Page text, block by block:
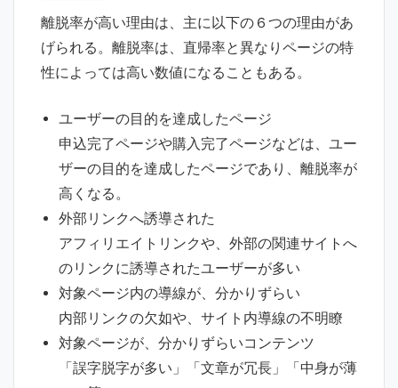
離脱率が高い理由は、主に以下の６つの理由があ
げられる。離脱率は、直帰率と異なりページの特
性によっては高い数値になることもある。
ユーザーの目的を達成したページ
申込完了ページや購入完了ページなどは、ユー
ザーの目的を達成したページであり、離脱率が
高くなる。
外部リンクへ誘導された
アフィリエイトリンクや、外部の関連サイトへ
のリンクに誘導されたユーザーが多い
対象ページ内の導線が、分かりずらい
内部リンクの欠如や、サイト内導線の不明瞭
対象ページが、分かりずらいコンテンツ
「誤字脱字が多い」「文章が冗長」「中身が薄